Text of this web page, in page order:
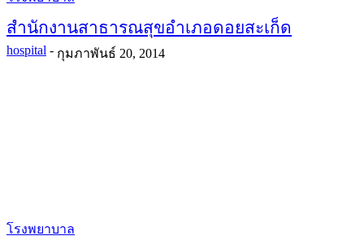
สำนักงานสาธารณสุขอำเภอดอยสะเก็ด
hospital - กุมภาพันธ์ 20, 2014
โรงพยาบาล